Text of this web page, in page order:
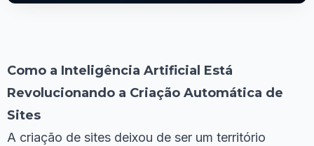
Como a Inteligência Artificial Está
Revolucionando a Criação Automática de
Sites
A criação de sites deixou de ser um território